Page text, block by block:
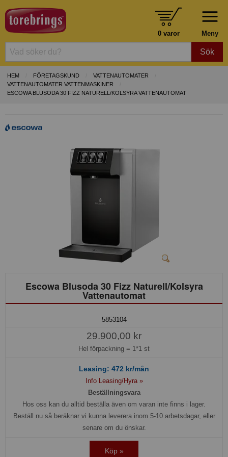
Meny
0 varor
Sök
HEM FÖRETAGSKUND
VATTENAUTOMATER
VATTENAUTOMATER VATTENMASKINER
ESCOWA BLUSODA 30 FIZZ NATURELL/KOLSYRA VATTENAUTOMAT
Escowa Blusoda 30 Fizz Naturell/Kolsyra
Vattenautomat
5853104
29.900,00 kr
Hel förpackning = 1*1 st
Leasing: 472 kr/mån
Info Leasing/Hyra »
Beställningsvara
Hos oss kan du alltid beställa även om varan inte finns i lager.
Beställ nu så beräknar vi kunna leverera inom 5-10 arbetsdagar, eller
senare om du önskar.
Köp »